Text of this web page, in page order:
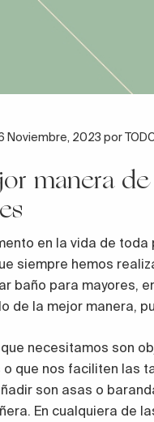
Noviembre, 2023 por
manera
en la vida de
siempre hemos
baño para mayores,
de la mejor manera,
necesitamos son
que nos faciliten las
son asas o
En cualquiera de